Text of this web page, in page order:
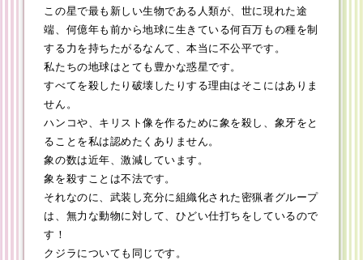
この星で最も新しい生物である人類が、世に現れた途
端、何億年も前から地球に生きている何百万もの種を制
する力を持ちたがるなんて、本当に不公平です。
私たちの地球はとても豊かな惑星です。
すべてを殺したり破壊したりする理由はそこにはありま
せん。
ハンコや、キリスト像を作るために象を殺し、象牙をと
ることを私は認めたくありません。
象の数は近年、激減しています。
象を殺すことは不法です。
それなのに、武装し充分に組織化された密猟者グループ
は、無力な動物に対して、ひどい仕打ちをしているので
す！
クジラについても同じです。